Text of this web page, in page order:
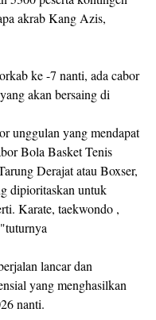
akrab Kang Azis,
ke -7 nanti, ada cabor
akan bersaing di
unggulan yang mendapat
Bola Basket Tenis
Derajat atau Boxser,
dipioritaskan untuk
Karate, taekwondo ,
lancar dan
yang menghasilkan
nanti.